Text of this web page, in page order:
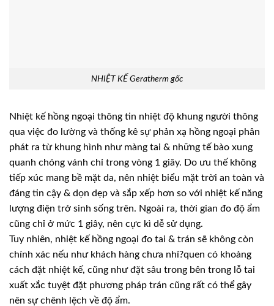
NHIỆT KẾ Geratherm gốc
Nhiệt kế hồng ngoại thông tin nhiệt độ khung người thông
qua việc đo lường và thống kê sự phản xạ hồng ngoại phân
phát ra từ khung hình như màng tai & những tế bào xung
quanh chóng vánh chỉ trong vòng 1 giây. Do ưu thế không
tiếp xúc mang bề mặt da, nên nhiệt biểu mặt trời an toàn và
đáng tin cậy & dọn dẹp và sắp xếp hơn so với nhiệt kế năng
lượng điện trở sinh sống trên. Ngoài ra, thời gian đo độ ẩm
cũng chỉ ở mức 1 giây, nên cực kì dễ sử dụng.
Tuy nhiên, nhiệt kế hồng ngoại đo tai & trán sẽ không còn
chính xác nếu như khách hàng chưa nhỉ?quen có khoảng
cách đặt nhiệt kế, cũng như đặt sâu trong bên trong lỗ tai
xuất xắc tuyệt đặt phương pháp trán cũng rất có thể gây
nên sự chênh lệch về độ ẩm.